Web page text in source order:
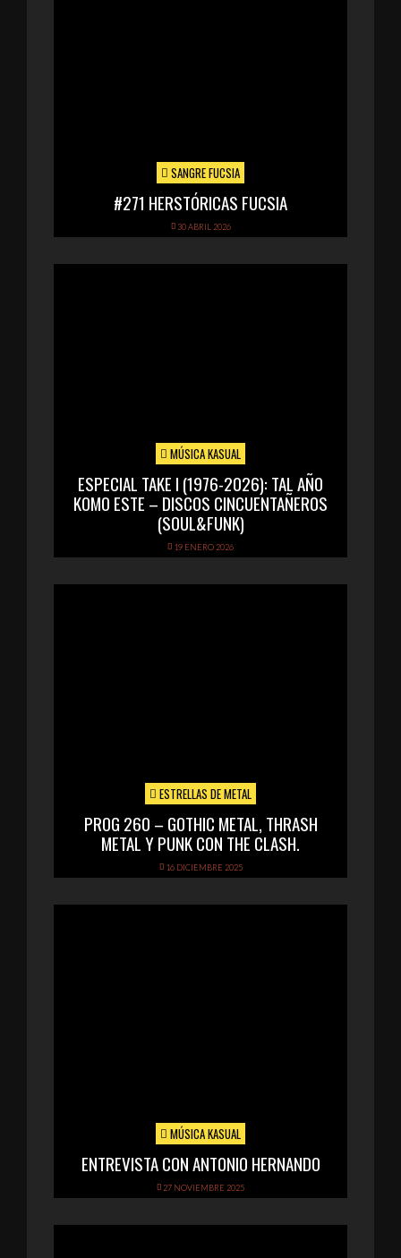
SANGRE FUCSIA
#271 HERSTÓRICAS FUCSIA
30 ABRIL 2026
MÚSICA KASUAL
ESPECIAL TAKE I (1976-2026): TAL AÑO
KOMO ESTE – DISCOS CINCUENTAÑEROS
(SOUL&FUNK)
19 ENERO 2026
ESTRELLAS DE METAL
PROG 260 – GOTHIC METAL, THRASH
METAL Y PUNK CON THE CLASH.
16 DICIEMBRE 2025
MÚSICA KASUAL
ENTREVISTA CON ANTONIO HERNANDO
27 NOVIEMBRE 2025